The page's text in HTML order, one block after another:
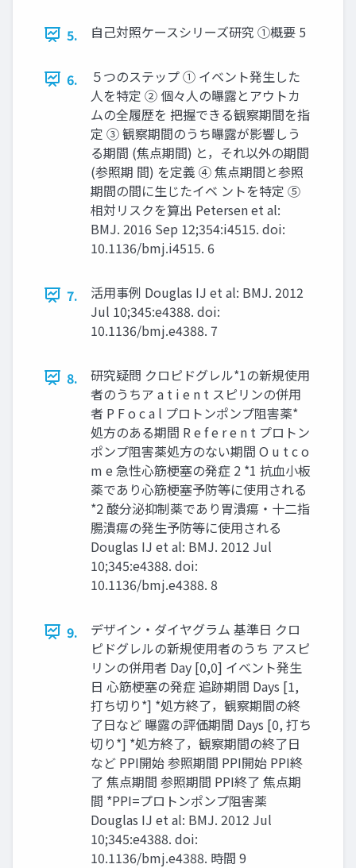
5. 自己対照ケースシリーズ研究 ①概要 5
6.
５つのステップ ① イベント発生した
人を特定 ② 個々人の曝露とアウトカ
ムの全履歴を 把握できる観察期間を指
定 ③ 観察期間のうち曝露が影響しう
る期間 (焦点期間) と，それ以外の期間
(参照期 間) を定義 ④ 焦点期間と参照
期間の間に生じたイベ ントを特定 ⑤
相対リスクを算出 Petersen et al:
BMJ. 2016 Sep 12;354:i4515. doi:
10.1136/bmj.i4515. 6
7.
活用事例 Douglas IJ et al: BMJ. 2012
Jul 10;345:e4388. doi:
10.1136/bmj.e4388. 7
8.
研究疑問 クロピドグレル*1の新規使用
者のうちア a t i e n t スピリンの併用
者 P F o c a l プロトンポンプ阻害薬*
処方のある期間 R e f e r e n t プロトン
ポンプ阻害薬処方のない期間 O u t c o
m e 急性心筋梗塞の発症 2 *1 抗血小板
薬であり心筋梗塞予防等に使用される
*2 酸分泌抑制薬であり胃潰瘍・十二指
腸潰瘍の発生予防等に使用される
Douglas IJ et al: BMJ. 2012 Jul
10;345:e4388. doi:
10.1136/bmj.e4388. 8
9.
デザイン・ダイヤグラム 基準日 クロ
ピドグレルの新規使用者のうち アスピ
リンの併用者 Day [0,0] イベント発生
日 心筋梗塞の発症 追跡期間 Days [1,
打ち切り*] *処方終了，観察期間の終
了日など 曝露の評価期間 Days [0, 打ち
切り*] *処方終了，観察期間の終了日
など PPI開始 参照期間 PPI開始 PPI終
了 焦点期間 参照期間 PPI終了 焦点期
間 *PPI=プロトンポンプ阻害薬
Douglas IJ et al: BMJ. 2012 Jul
10;345:e4388. doi:
10.1136/bmj.e4388. 時間 9